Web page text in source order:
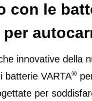
con le
per
innovative della
batterie VARTA®
per